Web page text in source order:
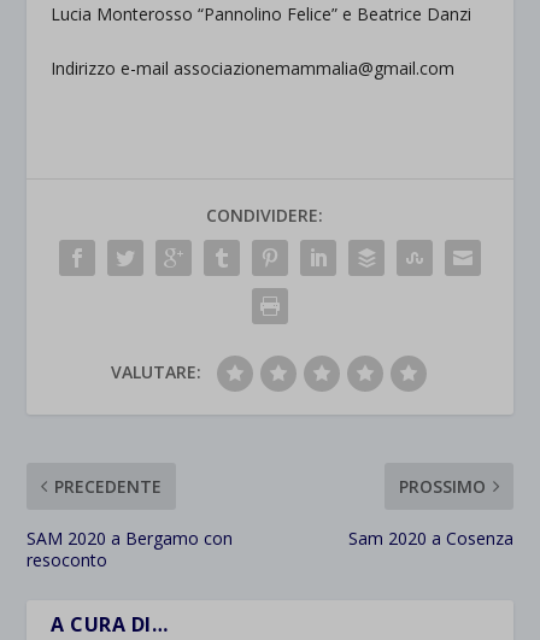
Lucia Monterosso “Pannolino Felice” e Beatrice Danzi
Indirizzo e-mail associazionemammalia@gmail.com
CONDIVIDERE:
VALUTARE:
PRECEDENTE
SAM 2020 a Bergamo con
resoconto
PROSSIMO
Sam 2020 a Cosenza
A CURA DI…